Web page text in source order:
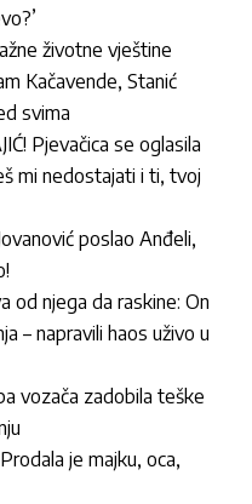
životne vještine
Kačavende, Stanić
svima
Pjevačica se oglasila
mi nedostajati i ti, tvoj
poslao Anđeli,
od njega da raskine: On
– napravili haos uživo u
vozača zadobila teške
je majku, oca,